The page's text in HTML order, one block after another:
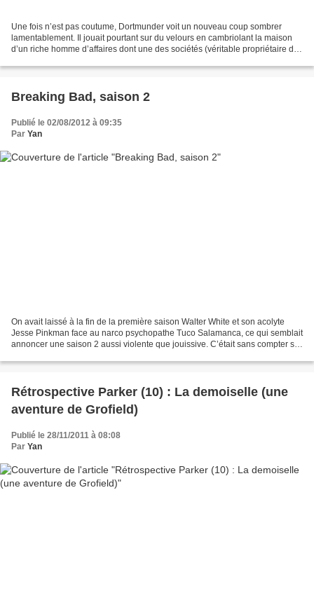
Une fois n’est pas coutume, Dortmunder voit un nouveau coup sombrer
lamentablement. Il jouait pourtant sur du velours en cambriolant la maison
d’un riche homme d’affaires dont une des sociétés (véritable propriétaire de
Breaking Bad, saison 2
Publié le 02/08/2012 à 09:35
Par Yan
On avait laissé à la fin de la première saison Walter White et son acolyte
Jesse Pinkman face au narco psychopathe Tuco Salamanca, ce qui semblait
annoncer une saison 2 aussi violente que jouissive. C’était sans compter sur
Rétrospective Parker (10) : La demoiselle (une
aventure de Grofield)
Publié le 28/11/2011 à 08:08
Par Yan